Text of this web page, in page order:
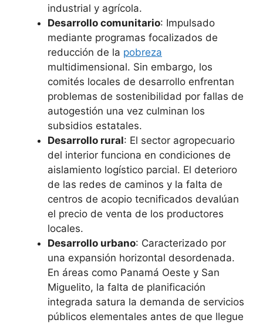
industrial y agrícola.
Desarrollo comunitario: Impulsado
mediante programas focalizados de
reducción de la pobreza
multidimensional. Sin embargo, los
comités locales de desarrollo enfrentan
problemas de sostenibilidad por fallas de
autogestión una vez culminan los
subsidios estatales.
Desarrollo rural: El sector agropecuario
del interior funciona en condiciones de
aislamiento logístico parcial. El deterioro
de las redes de caminos y la falta de
centros de acopio tecnificados devalúan
el precio de venta de los productores
locales.
Desarrollo urbano: Caracterizado por
una expansión horizontal desordenada.
En áreas como Panamá Oeste y San
Miguelito, la falta de planificación
integrada satura la demanda de servicios
públicos elementales antes de que llegue